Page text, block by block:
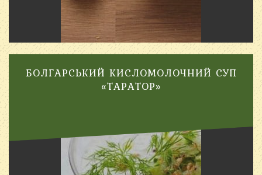
БОЛГАРСЬКИЙ КИСЛОМОЛОЧНИЙ СУП
«ТАРАТОР»